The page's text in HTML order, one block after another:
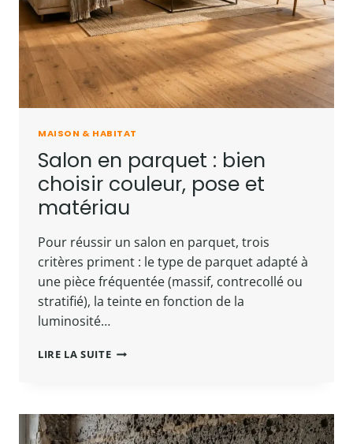
MAISON & HABITAT
Salon en parquet : bien
choisir couleur, pose et
matériau
Pour réussir un salon en parquet, trois
critères priment : le type de parquet adapté à
une pièce fréquentée (massif, contrecollé ou
stratifié), la teinte en fonction de la
luminosité…
LIRE LA SUITESALON
BIEN
CHOISIR